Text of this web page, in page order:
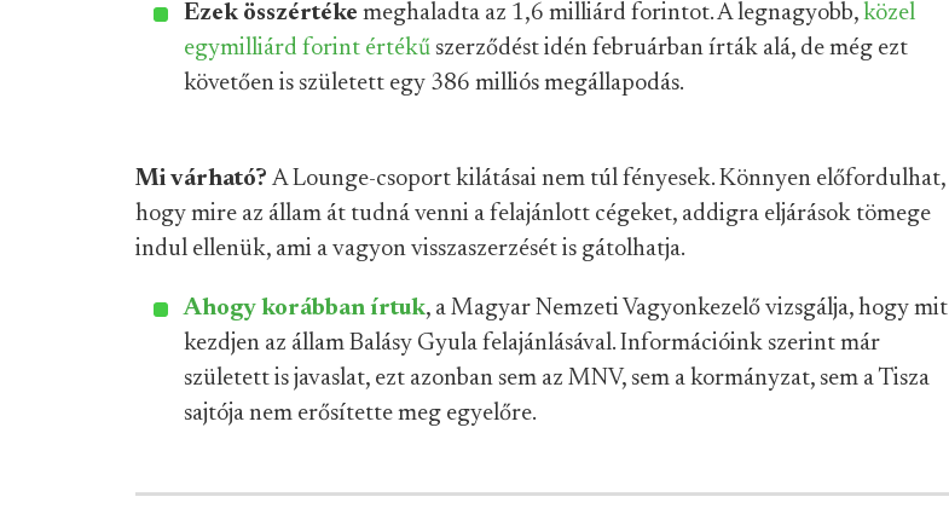
Ezek összértéke meghaladta az 1,6 milliárd forintot. A legnagyobb, közel
egymilliárd forint értékű szerződést idén februárban írták alá, de még ezt
követően is született egy 386 milliós megállapodás.
Mi várható? A Lounge-csoport kilátásai nem túl fényesek. Könnyen előfordulhat,
hogy mire az állam át tudná venni a felajánlott cégeket, addigra eljárások tömege
indul ellenük, ami a vagyon visszaszerzését is gátolhatja.
Ahogy korábban írtuk, a Magyar Nemzeti Vagyonkezelő vizsgálja, hogy mit
kezdjen az állam Balásy Gyula felajánlásával. Információink szerint már
született is javaslat, ezt azonban sem az MNV, sem a kormányzat, sem a Tisza
sajtója nem erősítette meg egyelőre.